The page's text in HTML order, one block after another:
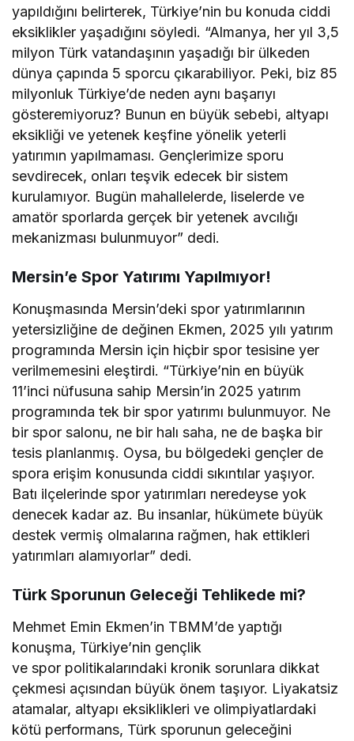
yapıldığını belirterek, Türkiye’nin bu konuda ciddi
eksiklikler yaşadığını söyledi. “Almanya, her yıl 3,5
milyon Türk vatandaşının yaşadığı bir ülkeden
dünya çapında 5 sporcu çıkarabiliyor. Peki, biz 85
milyonluk Türkiye’de neden aynı başarıyı
gösteremiyoruz? Bunun en büyük sebebi, altyapı
eksikliği ve yetenek keşfine yönelik yeterli
yatırımın yapılmaması. Gençlerimize sporu
sevdirecek, onları teşvik edecek bir sistem
kurulamıyor. Bugün mahallelerde, liselerde ve
amatör sporlarda gerçek bir yetenek avcılığı
mekanizması bulunmuyor” dedi.
Mersin’e Spor Yatırımı Yapılmıyor!
Konuşmasında Mersin’deki spor yatırımlarının
yetersizliğine de değinen Ekmen, 2025 yılı yatırım
programında Mersin için hiçbir spor tesisine yer
verilmemesini eleştirdi. “Türkiye’nin en büyük
11’inci nüfusuna sahip Mersin’in 2025 yatırım
programında tek bir spor yatırımı bulunmuyor. Ne
bir spor salonu, ne bir halı saha, ne de başka bir
tesis planlanmış. Oysa, bu bölgedeki gençler de
spora erişim konusunda ciddi sıkıntılar yaşıyor.
Batı ilçelerinde spor yatırımları neredeyse yok
denecek kadar az. Bu insanlar, hükümete büyük
destek vermiş olmalarına rağmen, hak ettikleri
yatırımları alamıyorlar” dedi.
Türk Sporunun Geleceği Tehlikede mi?
Mehmet Emin Ekmen’in TBMM’de yaptığı
konuşma, Türkiye’nin gençlik
ve spor politikalarındaki kronik sorunlara dikkat
çekmesi açısından büyük önem taşıyor. Liyakatsiz
atamalar, altyapı eksiklikleri ve olimpiyatlardaki
kötü performans, Türk sporunun geleceğini